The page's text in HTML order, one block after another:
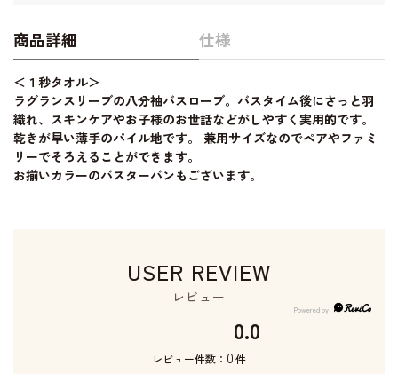
商品詳細 仕様
＜１秒タオル＞
ラグランスリーブの八分袖バスローブ。バスタイム後にさっと羽
織れ、スキンケアやお子様のお世話などがしやすく実用的です。
乾きが早い薄手のパイル地です。 兼用サイズなのでペアやファミ
リーでそろえることができます。
お揃いカラーのバスターバンもございます。
USER REVIEW
レビュー
0.0
レビュー件数： 0件